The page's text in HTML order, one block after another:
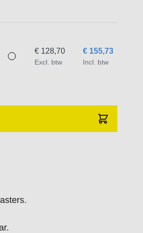
€ 155,73
Incl. btw
€ 128,70
Excl. btw